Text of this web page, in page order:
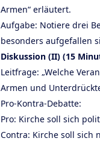
Armen“ erläutert.
Aufgabe: Notiere drei
besonders aufgefallen
Diskussion (II) (15
Leitfrage: „Welche
Armen und
Pro-Kontra-Debatte:
Pro: Kirche soll sich
Contra: Kirche soll sich